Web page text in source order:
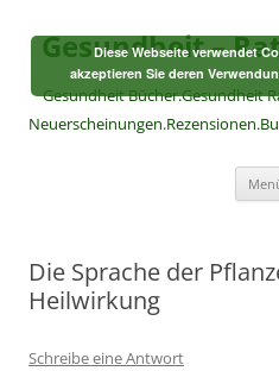
springen
Gesundheit –
Gesundheit Bücher.Gesundheit
Die Sprache der
Heilwirkung
Schreibe eine Antwort
Diese Webseite verwendet
akzeptieren Sie deren